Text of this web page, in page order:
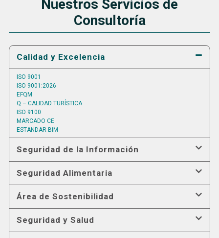
Nuestros Servicios de
Consultoría
Calidad y Excelencia
ISO 9001
ISO 9001:2026
EFQM
Q – CALIDAD TURÍSTICA
ISO 9100
MARCADO CE
ESTANDAR BIM
Seguridad de la Información
Seguridad Alimentaria
Área de Sostenibilidad
Seguridad y Salud